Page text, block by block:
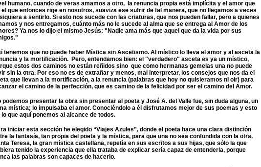
humano, cuando de veras amamos a otro, la renuncia propia está implícita y el amor que
el que entonces rige en nosotros, suaviza ese sufrir de tal manera, que no llegamos a veces
a sentirlo. Si esto nos sucede con las criaturas, que nos pueden fallar, pero a quienes
y nos entregamos, cuánto más no le sucede al alma que se entrega al Amor de los
Ya nos lo dijo el mismo Jesús: "Nadie ama más que aquel que da la vida por sus
tenemos que no puede haber Mística sin Ascetismo. Al místico lo lleva el amor y al asceta la
y la mortificación. Pero, entendamos bien: el "verdadero" asceta es ya un místico,
estos dos caminos no están reñidos sino que como hermanas gemelas una no puede
sin la otra. Por eso no es de extrañar y menos, mal interpretar, los consejos que nos da el
que llevan a la mortificación, a la renuncia (palabras que hoy no quisieramos ni oir) para
el camino de la perfección, que es camino de la felicidad por ser el camino del Amor.
podemos presentar la obra sin presentar al poeta y José A. del Valle fue, sin duda alguna, un
mística; lo impulsaba el amor. Conociéndolo a él disfrutamos mejor de sus poemas y esto
lo que aquí ponemos al alcance de todos.
iniciar esta sección he elegido “Viajes Azules”, donde el poeta hace una clara distinción
la fantasía, tan propia del poeta y la mística, para que una no sea confundida con la otra.
Teresa, la gran mística castellana, repetía en sus escritos a sus hijas, que sólo la que
tenido la experiencia que ella trataba de explicar sería capaz de entenderla, porque
las palabras son capaces de hacerlo.